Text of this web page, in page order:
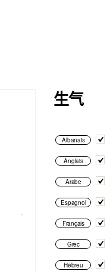
生气
Albanais
Anglais
Arabe
Espagnol
Français
Grec
Hébreu